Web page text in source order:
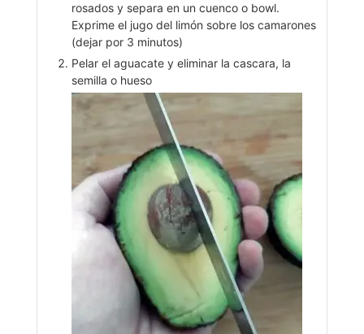
rosados y separa en un cuenco o bowl.
Exprime el jugo del limón sobre los camarones
(dejar por 3 minutos)
Pelar el aguacate y eliminar la cascara, la
semilla o hueso